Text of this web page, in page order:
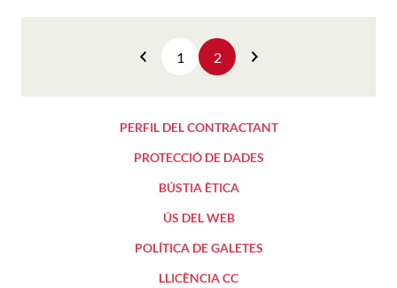
Anterior
1 2
PERFIL DEL CONTRACTANT
PROTECCIÓ DE DADES
BÚSTIA ÈTICA
ÚS DEL WEB
POLÍTICA DE GALETES
LLICÈNCIA CC